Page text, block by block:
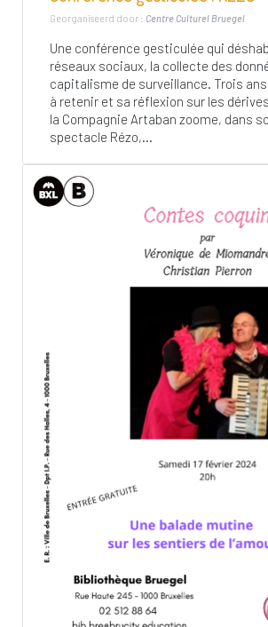
Georganiseerd door : Centre Culturel Bruegel
Une conférence gesticulée qui
réseaux sociaux, la collecte des
capitalisme de surveillance. Trois
à retenir et sa réflexion sur les
la Compagnie Artaban zoome, dans
spectacle Rézo,...